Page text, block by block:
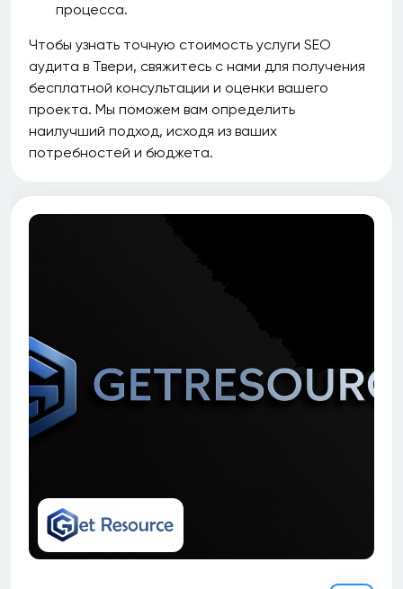
процесса.
Чтобы узнать точную стоимость услуги SEO
аудита в Твери, свяжитесь с нами для получения
бесплатной консультации и оценки вашего
проекта. Мы поможем вам определить
наилучший подход, исходя из ваших
потребностей и бюджета.